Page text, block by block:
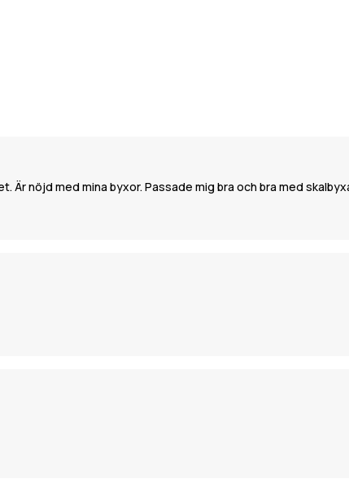
Är nöjd med mina byxor. Passade mig bra och bra med